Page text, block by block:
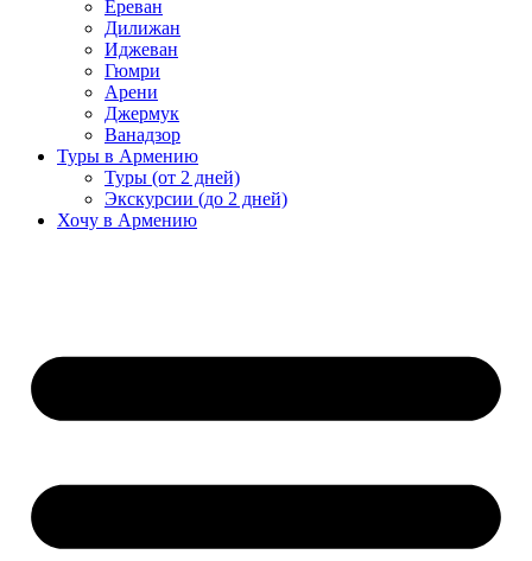
Ереван
Дилижан
Иджеван
Гюмри
Арени
Джермук
Ванадзор
Туры в Армению
Туры (от 2 дней)
Экскурсии (до 2 дней)
Хочу в Армению